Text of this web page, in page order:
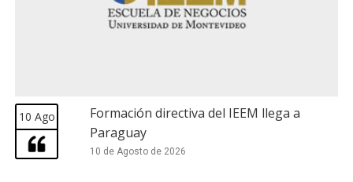
10 Ago
Formación directiva del IEEM llega a
Paraguay
10 de Agosto de 2026